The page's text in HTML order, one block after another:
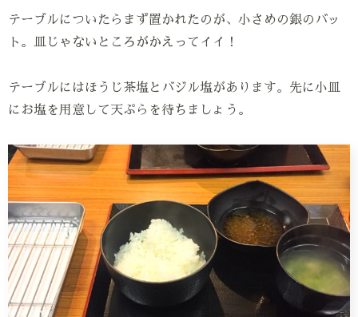
テーブルについたらまず置かれたのが、小さめの銀のバッ
ト。皿じゃないところがかえってイイ！
テーブルにはほうじ茶塩とバジル塩があります。先に小皿
にお塩を用意して天ぷらを待ちましょう。